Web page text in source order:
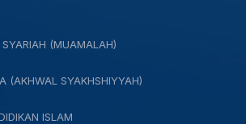
(MUAMALAH)
(AKHWAL SYAKHSHIYYAH)
ISLAM